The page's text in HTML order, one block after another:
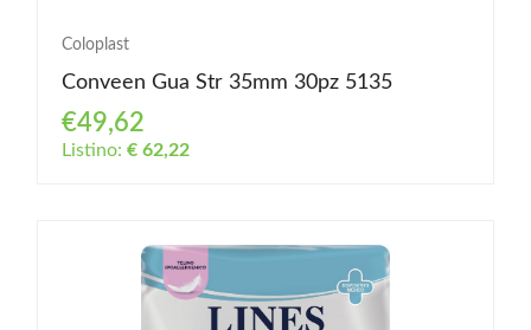
Coloplast
Conveen Gua Str 35mm 30pz 5135
€49,62
Listino: € 62,22